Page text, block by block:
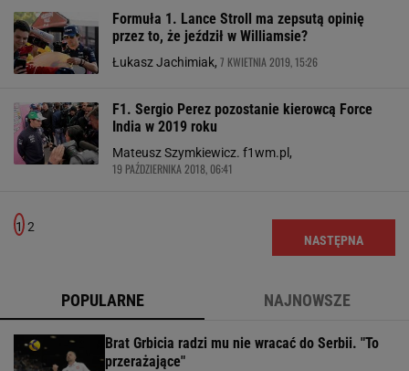
Formuła 1. Lance Stroll ma zepsutą opinię
przez to, że jeździł w Williamsie?
Łukasz Jachimiak, 7 KWIETNIA 2019, 15:26
F1. Sergio Perez pozostanie kierowcą Force
India w 2019 roku
Mateusz Szymkiewicz. f1wm.pl,
19 PAŹDZIERNIKA 2018, 06:41
1 2
NASTĘPNA
POPULARNE NAJNOWSZE
Brat Grbicia radzi mu nie wracać do Serbii. "To
przerażające"